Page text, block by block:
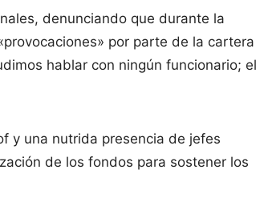
denunciando que durante la
por parte de la cartera
hablar con ningún funcionario; el
y una nutrida presencia de jefes
de los fondos para sostener los